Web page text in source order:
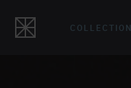
COLLECTION